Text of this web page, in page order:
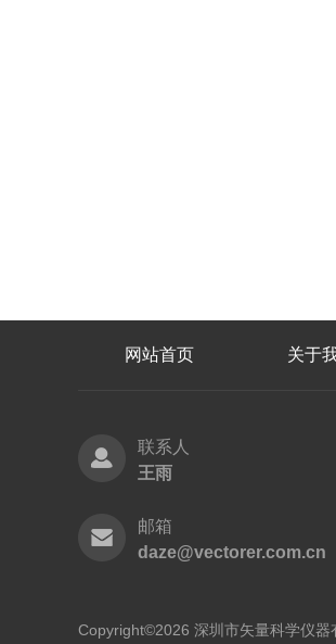
网站首页 关于
联系人
王雨
邮箱
daze@vectorer.com.cn
Copyright©2026 深圳市矢量科学仪